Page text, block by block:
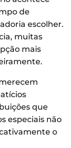
de
escolher.
muitas
mais
que
especiais não
o